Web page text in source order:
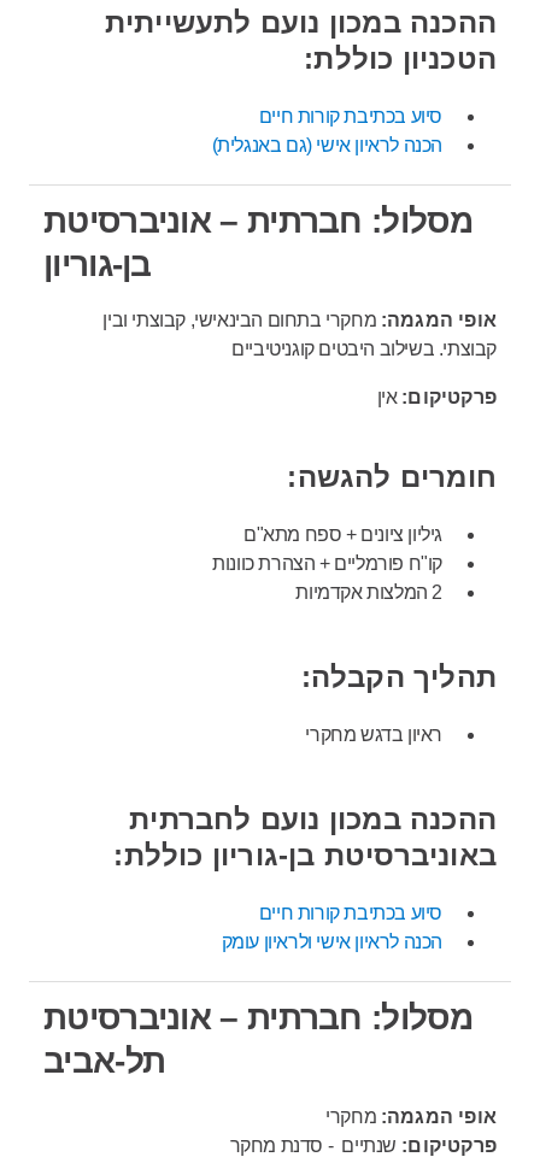
ההכנה במכון נועם לתעשייתית
הטכניון כוללת:
סיוע בכתיבת קורות חיים
הכנה לראיון אישי (גם באנגלית)
מסלול: חברתית – אוניברסיטת
בן-גוריון
אופי המגמה: מחקרי בתחום הבינאישי, קבוצתי ובין
קבוצתי. בשילוב היבטים קוגניטיביים
פרקטיקום: אין
חומרים להגשה:
גיליון ציונים + ספח מתא"ם
קו"ח פורמליים + הצהרת כוונות
2 המלצות אקדמיות
תהליך הקבלה:
ראיון בדגש מחקרי
ההכנה במכון נועם לחברתית
באוניברסיטת בן-גוריון כוללת:
סיוע בכתיבת קורות חיים
הכנה לראיון אישי ולראיון עומק
מסלול: חברתית – אוניברסיטת
תל-אביב
אופי המגמה: מחקרי
פרקטיקום: שנתיים - סדנת מחקר